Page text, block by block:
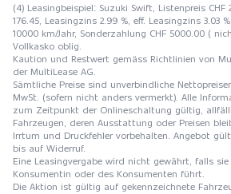
(4) Leasingbeispiel: Suzuki Swift, Listenpreis CHF
176.45, Leasingzins 2.99 %, eff. Leasingzins 3.03
10000 km/Jahr, Sonderzahlung CHF 5000.00 (
Vollkasko oblig.
Kaution und Restwert gemäss Richtlinien von
der MultiLease AG.
Sämtliche Preise sind unverbindliche
MwSt. (sofern nicht anders vermerkt). Alle
zum Zeitpunkt der Onlineschaltung gültig,
Fahrzeugen, deren Ausstattung oder Preisen
Irrtum und Druckfehler vorbehalten. Angebot
bis auf Widerruf.
Eine Leasingvergabe wird nicht gewährt, falls
Konsumentin oder des Konsumenten führt.
Die Aktion ist gültig auf gekennzeichnete